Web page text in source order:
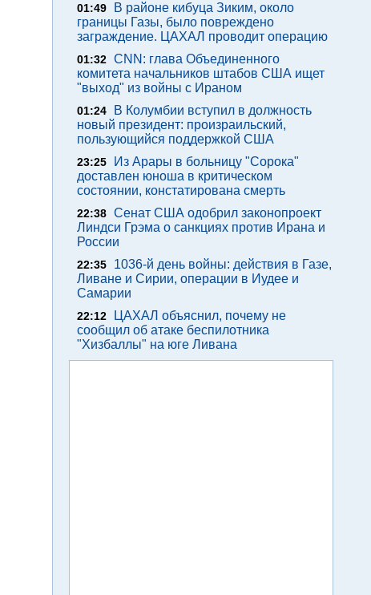
01:49
В районе кибуца Зиким, около
границы Газы, было повреждено
заграждение. ЦАХАЛ проводит операцию
01:32 CNN: глава Объединенного
комитета начальников штабов США ищет
"выход" из войны с Ираном
01:24
В Колумбии вступил в должность
новый президент: произраильский,
пользующийся поддержкой США
23:25
Из Арары в больницу "Сорока"
доставлен юноша в критическом
состоянии, констатирована смерть
22:38 Сенат США одобрил законопроект
Линдси Грэма о санкциях против Ирана и
России
22:35
1036-й день войны: действия в Газе,
Ливане и Сирии, операции в Иудее и
Самарии
22:12
ЦАХАЛ объяснил, почему не
сообщил об атаке беспилотника
"Хизбаллы" на юге Ливана